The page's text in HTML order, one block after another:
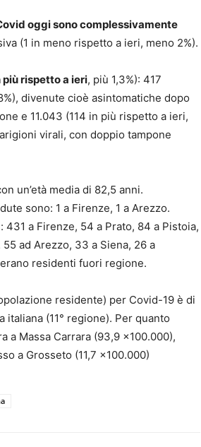
oggi sono complessivamente
(1 in meno rispetto a ieri, meno 2%).
più rispetto a ieri, più 1,3%): 417
divenute cioè asintomatiche dopo
e 11.043 (114 in più rispetto a ieri,
virali, con doppio tampone
un’età media di 82,5 anni.
sono: 1 a Firenze, 1 a Arezzo.
431 a Firenze, 54 a Prato, 84 a Pistoia,
55 ad Arezzo, 33 a Siena, 26 a
residenti fuori regione.
residente) per Covid-19 è di
(11° regione). Per quanto
a Massa Carrara (93,9 x100.000),
a Grosseto (11,7 x100.000)